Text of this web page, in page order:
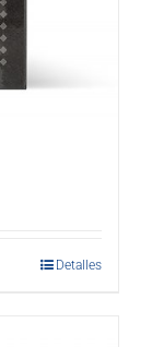
Detalles